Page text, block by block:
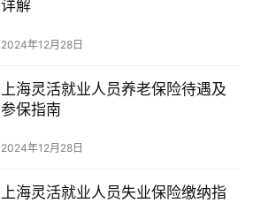
详解
2024年12月28日
上海灵活就业人员养老保险待遇及
参保指南
2024年12月28日
上海灵活就业人员失业保险缴纳指